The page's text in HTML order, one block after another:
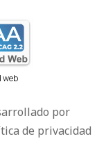
web
por
de privacidad